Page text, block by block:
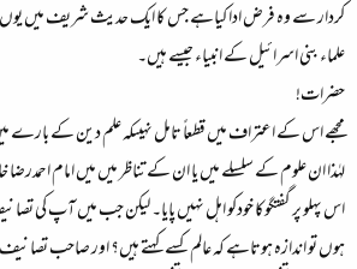
کردار سے وہ فرض ادا کیاہے جس کا ایک حدیث شریف میں
علماء بنی اسرائیل کے انبیاء جیسے ہیں۔
حضرات!
مجھے اس کے اعتراف میں قطعاً تامل نہیںکہ علم دین کے
لہٰذا ان علوم کے سلسلے میں یا ان کے تناظر میں میں امام
اس پہلو پر گفتگوکا خودکو اہل نہیں پایا۔ لیکن جب میں آپ کی
ہوں تو اندازہ ہوتاہے کہ عالم کسے کہتے ہیں؟ اور صاحب